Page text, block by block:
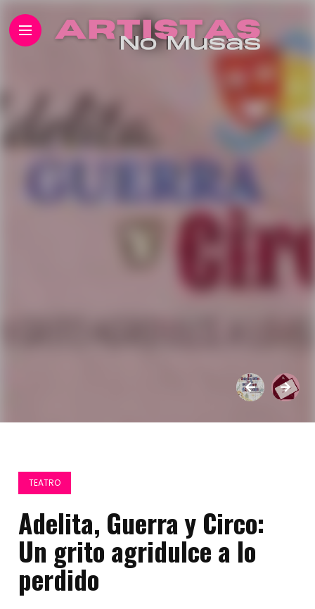
TEATRO
Adelita, Guerra y Circo:
Un grito agridulce a lo
perdido